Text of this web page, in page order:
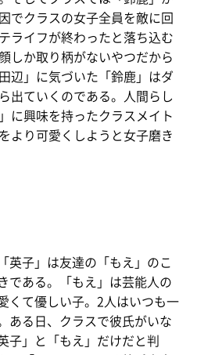
でクラスの女子全員を敵に回
ライフが終わったと落ち込む
しか取り柄がないやつだから
辺」に気づいた「鈴鹿」はダ
出ていくのである。人間らし
に興味を持ったクラスメイト
より可愛くしようと女子磨き
英子」は友達の「もえ」のこ
である。「もえ」は芸能人の
くて優しい子。2人はいつも一
ある日、クラスで彼氏がいな
子」と「もえ」だけだと判